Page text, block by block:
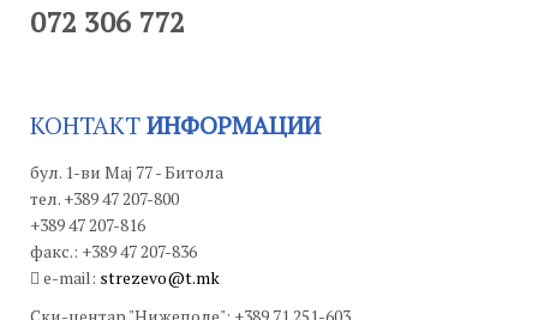
072 306 772
КОНТАКТИНФОРМАЦИИ
бул. 1-ви Мај 77 - Битола
тел. +389 47 207-800
+389 47 207-816
факс.: +389 47 207-836
e-mail: strezevo@t.mk
Ски-центар "Нижеполе": +389 71 251-603